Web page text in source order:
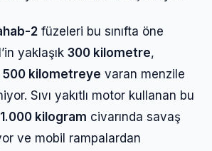
2 füzeleri bu sınıfta öne
yaklaşık 300 kilometre,
500 kilometreye varan menzile
Sıvı yakıtlı motor kullanan bu
1.000 kilogram civarında savaş
ve mobil rampalardan